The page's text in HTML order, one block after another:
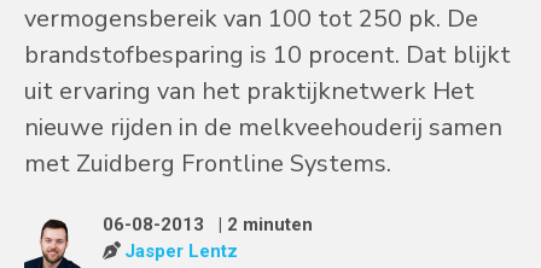
vermogensbereik van 100 tot 250 pk. De
brandstofbesparing is 10 procent. Dat blijkt
uit ervaring van het praktijknetwerk Het
nieuwe rijden in de melkveehouderij samen
met Zuidberg Frontline Systems.
06-08-2013
| 2 minuten
Jasper Lentz